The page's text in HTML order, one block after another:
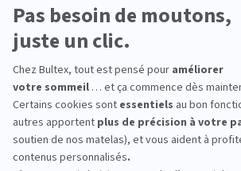
25cm
Nous répondons àtoutes vos